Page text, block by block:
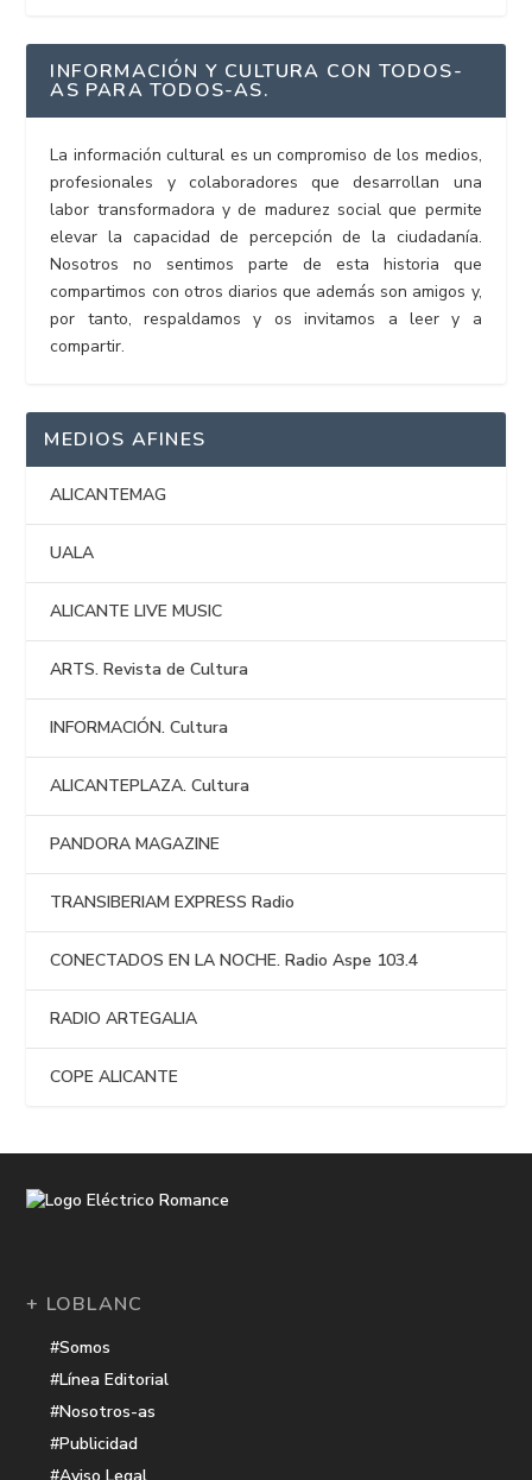
INFORMACIÓN Y CULTURA CON TODOS-
AS PARA TODOS-AS.
La información cultural es un compromiso de los medios,
profesionales y colaboradores que desarrollan una
labor transformadora y de madurez social que permite
elevar la capacidad de percepción de la ciudadanía.
Nosotros no sentimos parte de esta historia que
compartimos con otros diarios que además son amigos y,
por tanto, respaldamos y os invitamos a leer y a
compartir.
MEDIOS AFINES
ALICANTEMAG
UALA
ALICANTE LIVE MUSIC
ARTS. Revista de Cultura
INFORMACIÓN. Cultura
ALICANTEPLAZA. Cultura
PANDORA MAGAZINE
TRANSIBERIAM EXPRESS Radio
CONECTADOS EN LA NOCHE. Radio Aspe 103.4
RADIO ARTEGALIA
COPE ALICANTE
+ LOBLANC
#Somos
#Línea Editorial
#Nosotros-as
#Publicidad